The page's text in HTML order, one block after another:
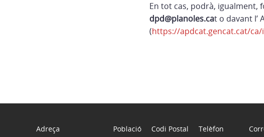
En tot cas, podrà, igualment,
dpd@planoles.cat o davant l’
(https://apdcat.gencat.cat/
Adreça
Població
Codi Postal
Telèfon